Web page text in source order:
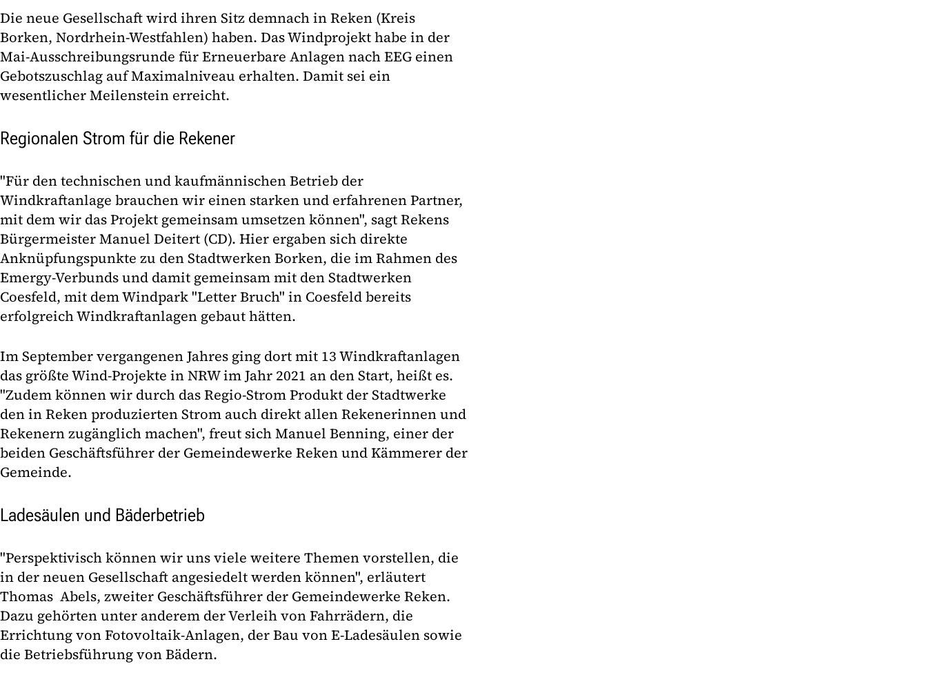
Die neue Gesellschaft wird ihren Sitz demnach in Reken (Kreis
Borken, Nordrhein-Westfahlen) haben. Das Windprojekt habe in der
Mai-Ausschreibungsrunde für Erneuerbare Anlagen nach EEG einen
Gebotszuschlag auf Maximalniveau erhalten. Damit sei ein
wesentlicher Meilenstein erreicht.
Regionalen Strom für die Rekener
"Für den technischen und kaufmännischen Betrieb der
Windkraftanlage brauchen wir einen starken und erfahrenen Partner,
mit dem wir das Projekt gemeinsam umsetzen können", sagt Rekens
Bürgermeister Manuel Deitert (CD). Hier ergaben sich direkte
Anknüpfungspunkte zu den Stadtwerken Borken, die im Rahmen des
Emergy-Verbunds und damit gemeinsam mit den Stadtwerken
Coesfeld, mit dem Windpark "Letter Bruch" in Coesfeld bereits
erfolgreich Windkraftanlagen gebaut hätten.
Im September vergangenen Jahres ging dort mit 13 Windkraftanlagen
das größte Wind-Projekte in NRW im Jahr 2021 an den Start, heißt es.
"Zudem können wir durch das Regio-Strom Produkt der Stadtwerke
den in Reken produzierten Strom auch direkt allen Rekenerinnen und
Rekenern zugänglich machen", freut sich Manuel Benning, einer der
beiden Geschäftsführer der Gemeindewerke Reken und Kämmerer der
Gemeinde.
Ladesäulen und Bäderbetrieb
"Perspektivisch können wir uns viele weitere Themen vorstellen, die
in der neuen Gesellschaft angesiedelt werden können", erläutert
Thomas Abels, zweiter Geschäftsführer der Gemeindewerke Reken.
Dazu gehörten unter anderem der Verleih von Fahrrädern, die
Errichtung von Fotovoltaik-Anlagen, der Bau von E-Ladesäulen sowie
die Betriebsführung von Bädern.